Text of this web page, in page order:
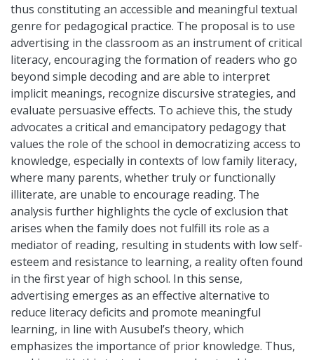
thus constituting an accessible and meaningful textual
genre for pedagogical practice. The proposal is to use
advertising in the classroom as an instrument of critical
literacy, encouraging the formation of readers who go
beyond simple decoding and are able to interpret
implicit meanings, recognize discursive strategies, and
evaluate persuasive effects. To achieve this, the study
advocates a critical and emancipatory pedagogy that
values the role of the school in democratizing access to
knowledge, especially in contexts of low family literacy,
where many parents, whether truly or functionally
illiterate, are unable to encourage reading. The
analysis further highlights the cycle of exclusion that
arises when the family does not fulfill its role as a
mediator of reading, resulting in students with low self-
esteem and resistance to learning, a reality often found
in the first year of high school. In this sense,
advertising emerges as an effective alternative to
reduce literacy deficits and promote meaningful
learning, in line with Ausubel’s theory, which
emphasizes the importance of prior knowledge. Thus,